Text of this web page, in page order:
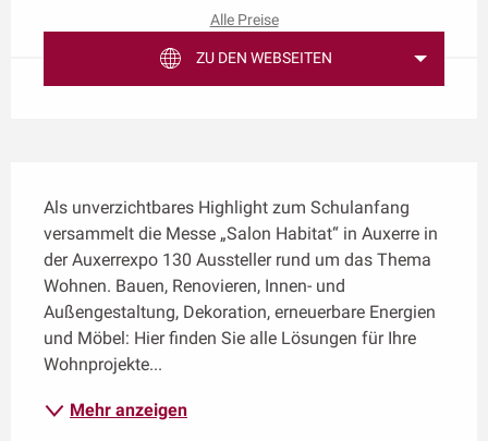
Alle Preise
ZU DEN WEBSEITEN
Als unverzichtbares Highlight zum Schulanfang
versammelt die Messe „Salon Habitat“ in Auxerre in
der Auxerrexpo 130 Aussteller rund um das Thema
Wohnen. Bauen, Renovieren, Innen- und
Außengestaltung, Dekoration, erneuerbare Energien
und Möbel: Hier finden Sie alle Lösungen für Ihre
Wohnprojekte...
Mehr anzeigen